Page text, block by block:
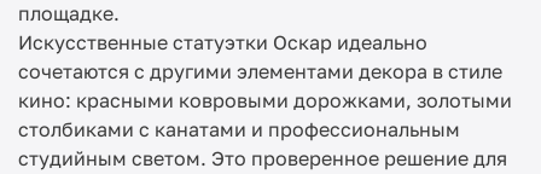
площадке.
Искусственные статуэтки Оскар идеально
сочетаются с другими элементами декора в стиле
кино: красными ковровыми дорожками, золотыми
столбиками с канатами и профессиональным
студийным светом. Это проверенное решение для